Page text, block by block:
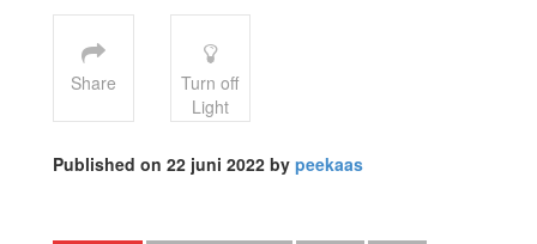
Share
Turn off
Light
Published on 22 juni 2022 by peekaas